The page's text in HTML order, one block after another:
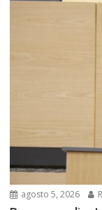
agosto 5, 2026